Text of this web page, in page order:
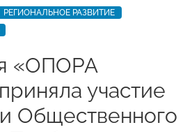
РЕГИОНАЛЬНОЕ РАЗВИТИЕ
«ОПОРА
участие
Общественного